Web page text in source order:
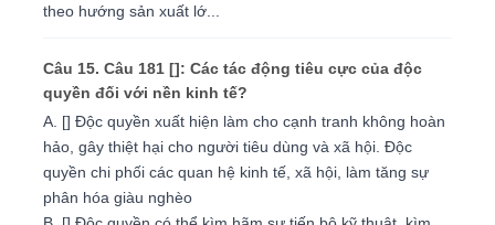
theo hướng sản xuất lớ...
Câu 15. Câu 181 []: Các tác động tiêu cực của độc
quyền đối với nền kinh tế?
A. [] Độc quyền xuất hiện làm cho cạnh tranh không hoàn
hảo, gây thiệt hại cho người tiêu dùng và xã hội. Độc
quyền chi phối các quan hệ kinh tế, xã hội, làm tăng sự
phân hóa giàu nghèo